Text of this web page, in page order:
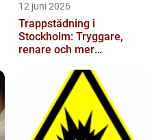
12 juni 2026
Trappstädning i
Stockholm: Tryggare,
renare och mer